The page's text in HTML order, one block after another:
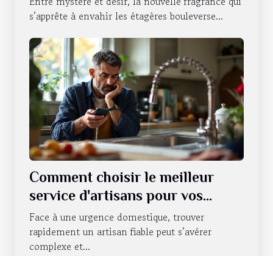
s’apprête à envahir les étagères bouleverse...
Comment choisir le meilleur
service d'artisans pour vos
urgences domestiques ?
Face à une urgence domestique, trouver
rapidement un artisan fiable peut s’avérer
complexe et...